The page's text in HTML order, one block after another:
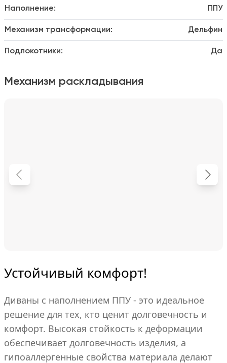
Наполнение: ППУ
Механизм трансформации: Дельфин
Подлокотники: Да
Механизм раскладывания
Устойчивый комфорт!
Диваны с наполнением ППУ - это идеальное
решение для тех, кто ценит долговечность и
комфорт. Высокая стойкость к деформации
обеспечивает долговечность изделия, а
гипоаллергенные свойства материала делают